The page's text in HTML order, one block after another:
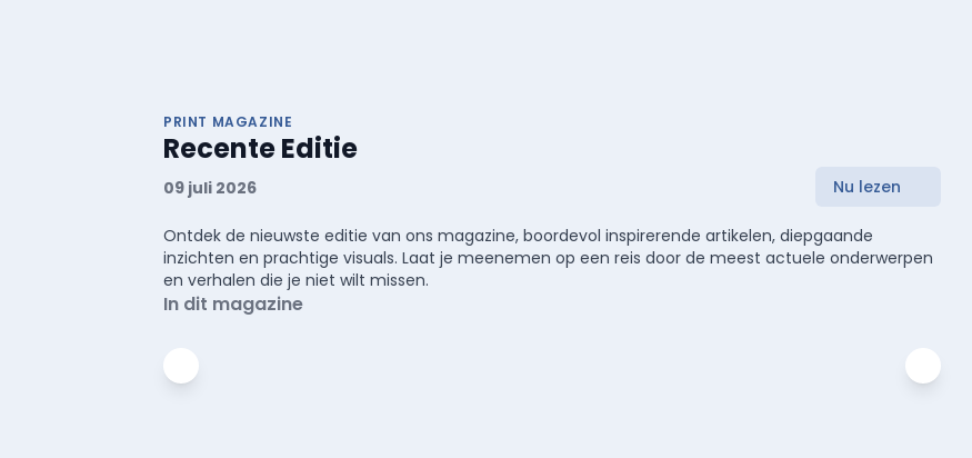
PRINT MAGAZINE
Recente Editie
09 juli 2026 Nu lezen
Ontdek de nieuwste editie van ons magazine, boordevol inspirerende artikelen, diepgaande
inzichten en prachtige visuals. Laat je meenemen op een reis door de meest actuele onderwerpen
en verhalen die je niet wilt missen.
In dit magazine